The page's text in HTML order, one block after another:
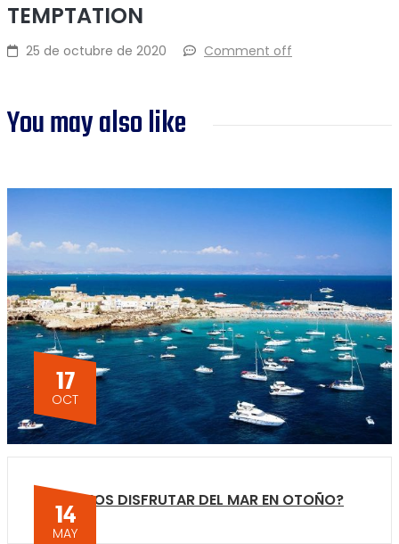
TEMPTATION
25 de octubre de 2020 Comment off
You may also like
17
OCT
¿PODEMOS DISFRUTAR DEL MAR EN OTOÑO?
14
MAY